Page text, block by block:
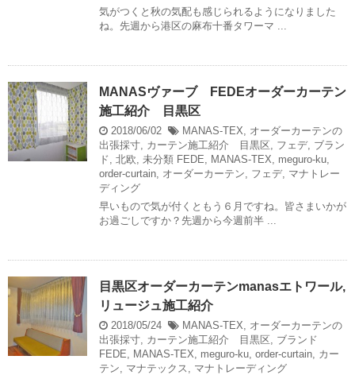
気がつくと秋の気配も感じられるようになりました
ね。先週から港区の麻布十番タワーマ ...
MANASヴァーブ FEDEオーダーカーテン
施工紹介 目黒区
2018/06/02 MANAS-TEX, オーダーカーテンの
出張採寸, カーテン施工紹介 目黒区, フェデ, ブラン
ド, 北欧, 未分類 FEDE, MANAS-TEX, meguro-ku,
order-curtain, オーダーカーテン, フェデ, マナトレー
ディング
早いもので気が付くともう６月ですね。皆さまいかが
お過ごしですか？先週から今週前半 ...
目黒区オーダーカーテンmanasエトワール,
リュージュ施工紹介
2018/05/24 MANAS-TEX, オーダーカーテンの
出張採寸, カーテン施工紹介 目黒区, ブランド
FEDE, MANAS-TEX, meguro-ku, order-curtain, カー
テン, マナテックス , マナトレーディング